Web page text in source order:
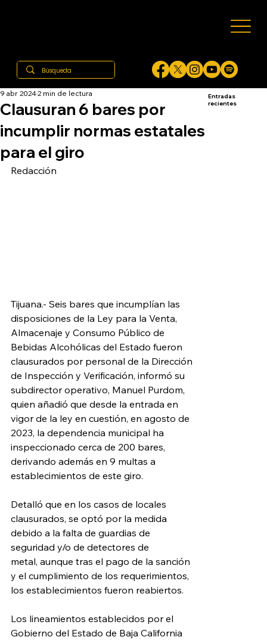
Clausuran 6 bares por
incumplir normas estatales
para el giro
9 abr 20242 min de lectura
Redacción
Tijuana.- Seis bares que incumplían las
disposiciones de la Ley para la Venta,
Almacenaje y Consumo Público de
Bebidas Alcohólicas del Estado fueron
clausurados por personal de la Dirección
de Inspección y Verificación, informó su
subdirector operativo, Manuel Purdom,
quien añadió que desde la entrada en
vigor de la ley en cuestión, en agosto de
2023, la dependencia municipal ha
inspeccionado cerca de 200 bares,
derivando además en 9 multas a
establecimientos de este giro.
Detalló que en los casos de locales
clausurados, se optó por la medida
debido a la falta de guardias de
seguridad y/o de detectores de
metal, aunque tras el pago de la sanción
y el cumplimiento de los requerimientos,
los establecimientos fueron reabiertos.
Los lineamientos establecidos por el
Gobierno del Estado de Baja California
Entradas
recientes